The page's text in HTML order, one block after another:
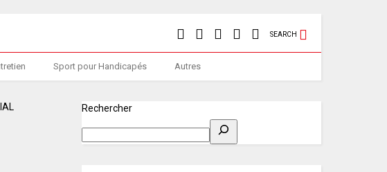
SEARCH
Sport pour Handicapés Autres
Rechercher